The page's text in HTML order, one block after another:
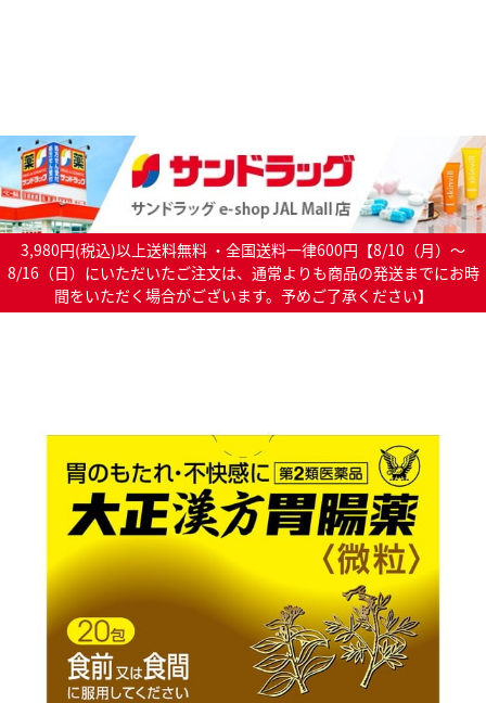
3,980円(税込)以上送料無料 ・全国送料一律600円【8/10（月）～
8/16（日）にいただいたご注文は、通常よりも商品の発送までにお時
間をいただく場合がございます。予めご了承ください】